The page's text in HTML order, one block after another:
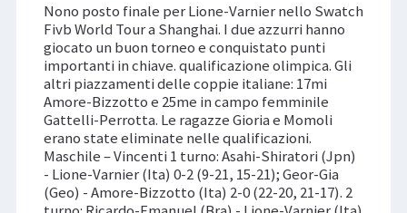
Nono posto finale per Lione-Varnier nello Swatch
Fivb World Tour a Shanghai. I due azzurri hanno
giocato un buon torneo e conquistato punti
importanti in chiave. qualificazione olimpica. Gli
altri piazzamenti delle coppie italiane: 17mi
Amore-Bizzotto e 25me in campo femminile
Gattelli-Perrotta. Le ragazze Gioria e Momoli
erano state eliminate nelle qualificazioni.
Maschile – Vincenti 1 turno: Asahi-Shiratori (Jpn)
- Lione-Varnier (Ita) 0-2 (9-21, 15-21); Geor-Gia
(Geo) - Amore-Bizzotto (Ita) 2-0 (22-20, 21-17). 2